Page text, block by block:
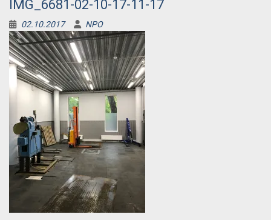
IMG_6681-02-10-17-11-17
02.10.2017 NPO